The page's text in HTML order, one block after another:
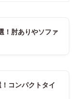
！肘ありやソファ
コンパクトタイ